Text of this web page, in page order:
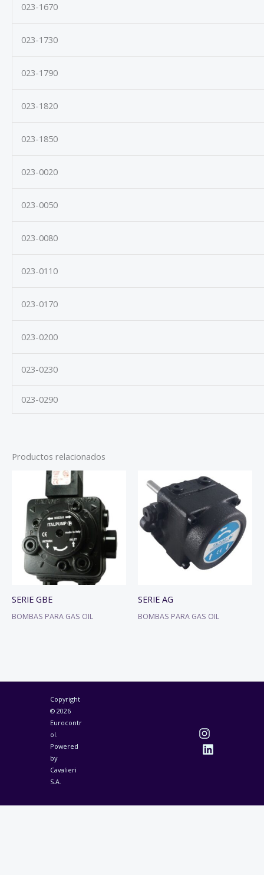
023-1670
023-1730
023-1790
023-1820
023-1850
023-0020
023-0050
023-0080
023-0110
023-0170
023-0200
023-0230
023-0290
Productos relacionados
SERIE GBE
BOMBAS PARA GAS OIL
SERIE AG
BOMBAS PARA GAS OIL
Copyright
© 2026
Eurocontr
ol.
Powered
by
Cavalieri
S.A.